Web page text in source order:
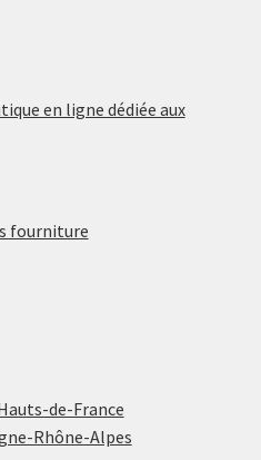
en ligne dédiée aux
fourniture
de-France
Rhône-Alpes